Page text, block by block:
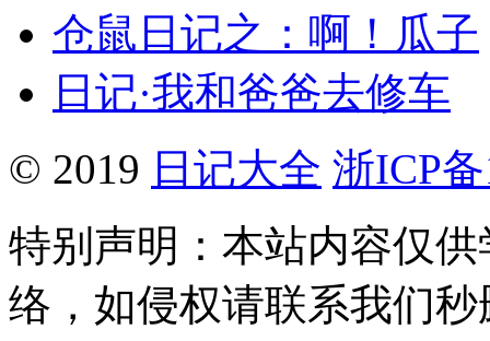
仓鼠日记之：啊！瓜子
日记·我和爸爸去修车
© 2019 日记大全 浙ICP
特别声明：本站内容仅
络，如侵权请联系我们秒